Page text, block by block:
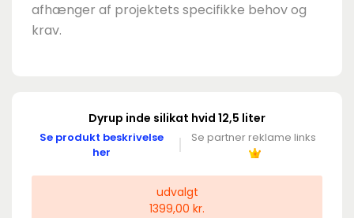
afhænger af projektets specifikke behov og
krav.
Dyrup inde silikat hvid 12,5 liter
Se produkt beskrivelse
her
Se partner reklame links
udvalgt
1399,00 kr.